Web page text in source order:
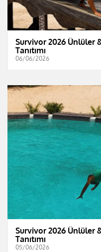
Survivor 2026 Ünlüler
Tanıtımı
06/06/2026
Survivor 2026 Ünlüler
Tanıtımı
05/06/2026